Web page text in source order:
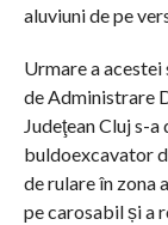
aluviuni de pe
Urmare a
de Administrare
Judeţean Cluj s-
buldoexcavator
de rulare în zona
pe carosabil și a